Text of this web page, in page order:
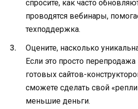
спросите, как часто
проводятся вебинары,
техподдержка.
Оцените, насколько
Если это просто
готовых сайтов-
сможете сделать свой
меньшие деньги.